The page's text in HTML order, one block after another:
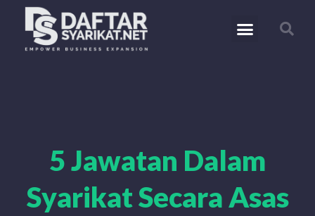
5 Jawatan Dalam
Syarikat Secara Asas